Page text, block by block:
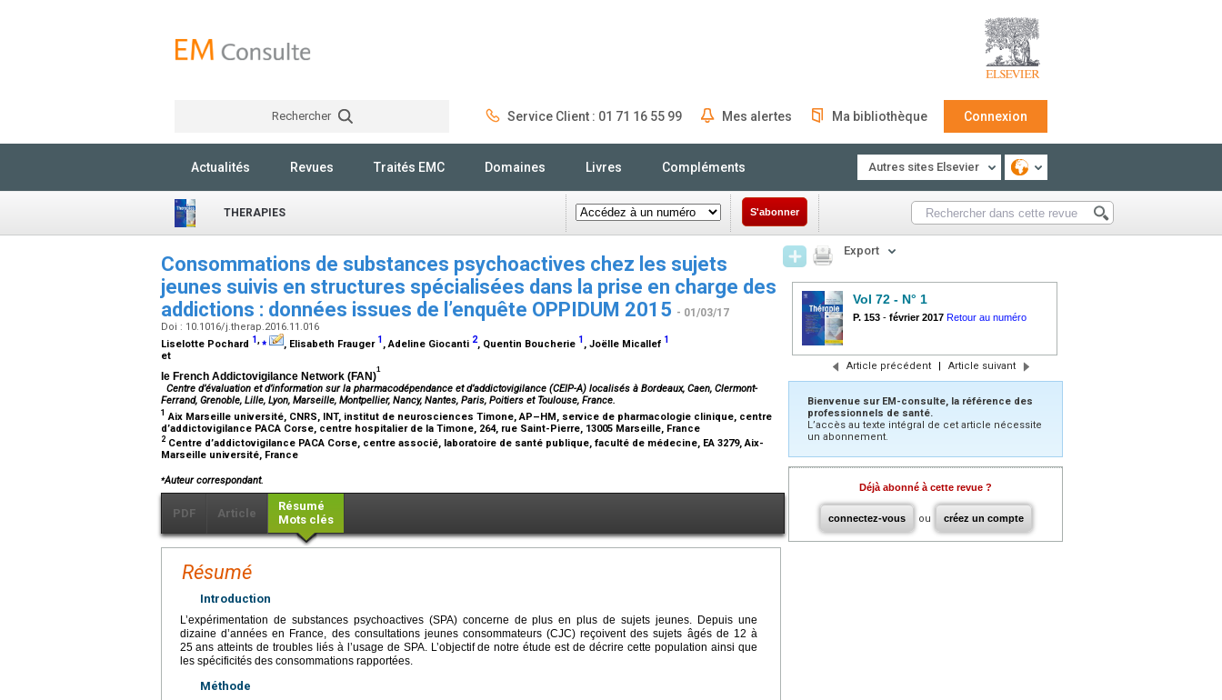
Rechercher Service Client : 01 71 16 55 99 Mes alertes Ma bibliothèque Connexion
Actualités Revues Traités EMC Domaines Livres Compléments Autres sites Elsevier
THERAPIES S'abonner
Consommations de substances psychoactives chez les sujets
jeunes suivis en structures spécialisées dans la prise en charge des
addictions : données issues de l’enquête OPPIDUM 2015 - 01/03/17
Doi : 10.1016/j.therap.2016.11.016
Liselotte Pochard 1,⁎ , Elisabeth Frauger 1 , Adeline Giocanti 2, Quentin Boucherie 1 , Joëlle Micallef 1
et
le French Addictovigilance Network (FAN)
1
Centre d’évaluation et d’information sur la pharmacodépendance et d’addictovigilance (CEIP-A) localisés à Bordeaux, Caen, Clermont-
Ferrand, Grenoble, Lille, Lyon, Marseille, Montpellier, Nancy, Nantes, Paris, Poitiers et Toulouse, France.
1 Aix Marseille université, CNRS, INT, institut de neurosciences Timone, AP–HM, service de pharmacologie clinique, centre
d’addictovigilance PACA Corse, centre hospitalier de la Timone, 264, rue Saint-Pierre, 13005 Marseille, France
2 Centre d’addictovigilance PACA Corse, centre associé, laboratoire de santé publique, faculté de médecine, EA 3279, Aix-
Marseille université, France
⁎Auteur correspondant.
PDF Article
Résumé
Mots clés
Résumé
Introduction
L’expérimentation de substances psychoactives (SPA) concerne de plus en plus de sujets jeunes. Depuis une
dizaine d’années en France, des consultations jeunes consommateurs (CJC) reçoivent des sujets âgés de 12 à
25 ans atteints de troubles liés à l’usage de SPA. L’objectif de notre étude est de décrire cette population ainsi que
les spécificités des consommations rapportées.
Méthode
Export
Vol 72 - N° 1
P. 153 - février 2017 Retour au numéro
Article précédent | Article suivant
Bienvenue sur EM-consulte, la référence des
professionnels de santé.
L’accès au texte intégral de cet article nécessite
un abonnement.
Déjà abonné à cette revue ?
connectez-vous ou créez un compte